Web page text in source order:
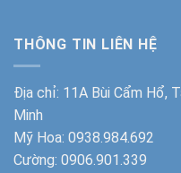
THÔNG TIN LIÊN HỆ
Địa chỉ: 11A Bùi Cẩm Hổ,
Minh
Mỹ Hoa: 0938.984.692
Cường: 0906.901.339